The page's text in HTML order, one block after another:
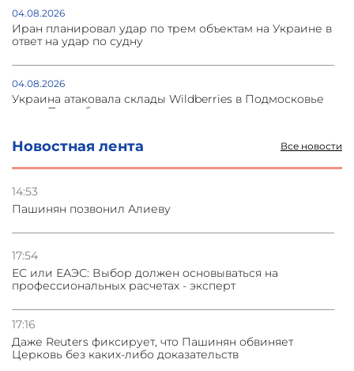
Новостная лента Все новости
14:53
Пашинян позвонил Алиеву
17:54
ЕС или ЕАЭС: Выбор должен основываться на
профессиональных расчетах - эксперт
17:16
Даже Reuters фиксирует, что Пашинян обвиняет
Церковь без каких-либо доказательств
04.08.2026
Иран планировал удар по трем объектам на Украине в
ответ на удар по судну
04.08.2026
Украина атаковала склады Wildberries в Подмосковье
и под Петербургом
03.08.2026
Стратегия безопасности ОДКБ допускает применение
Азербайджане
31.07.2026
Сотрудничество и очереди – детали визита главы
погрануправления СНБ Армении в Тбилиси